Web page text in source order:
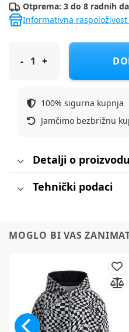
Otprema: 3 do 8 radnih
Informativna
NAME IT pulover DR
100% sigurna kupnja
Jamčimo bezbrižnu
Detalji o proizvodu
Tehnički podaci
MOGLO BI VAS